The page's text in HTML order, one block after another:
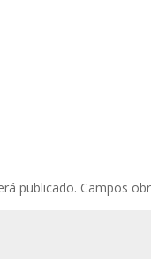
publicado. Campos